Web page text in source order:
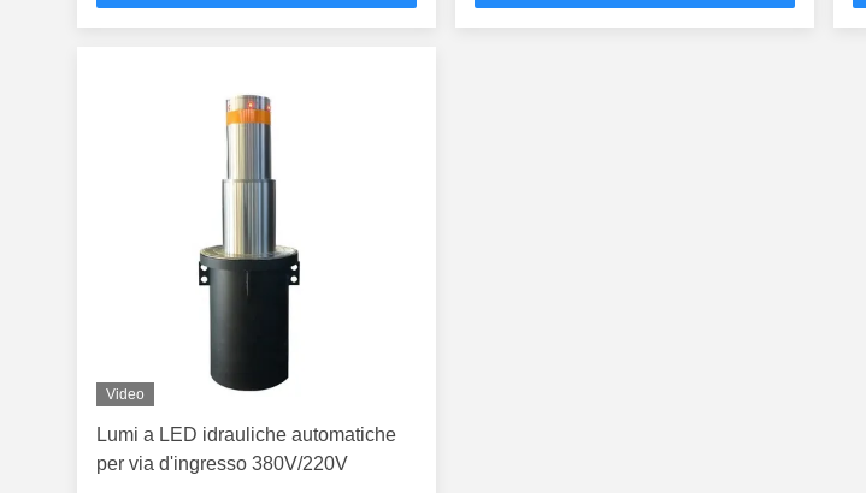
Video
Lumi a LED idrauliche automatiche
per via d'ingresso 380V/220V